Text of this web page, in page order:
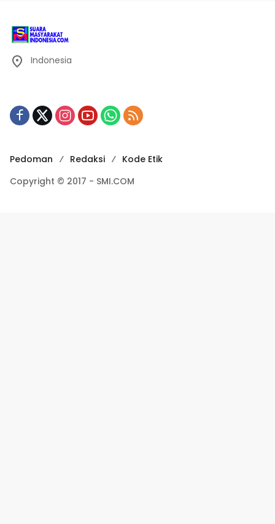
Indonesia
Pedoman Redaksi
Kode Etik
Copyright © 2017 - SMI.COM